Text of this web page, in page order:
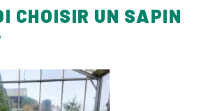
CHOISIR UN SAPIN